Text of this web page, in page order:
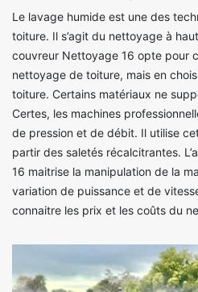
Le lavage humide est une des
toiture. Il s’agit du nettoyage à
couvreur Nettoyage 16 opte pour
nettoyage de toiture, mais en
toiture. Certains matériaux ne
Certes, les machines
de pression et de débit. Il utilise
partir des saletés récalcitrantes.
16 maitrise la manipulation de la
variation de puissance et de
connaitre les prix et les coûts du